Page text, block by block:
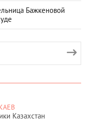
Бажкеновой
Казахстан